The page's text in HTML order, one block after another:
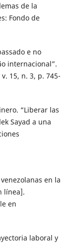
de la
Fondo de
e no
internacional”.
15, n. 3, p. 745-
“Liberar las
Sayad a una
en la
línea].
en
laboral y